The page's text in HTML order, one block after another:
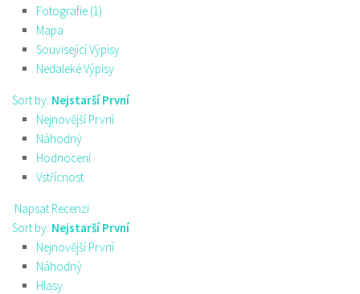
Fotografie (1)
Mapa
Související Výpisy
Nedaleké Výpisy
Sort by: Nejstarší První
Nejnovější První
Náhodný
Hodnocení
Vstřícnost
Napsat Recenzi
Sort by: Nejstarší První
Nejnovější První
Náhodný
Hlasy